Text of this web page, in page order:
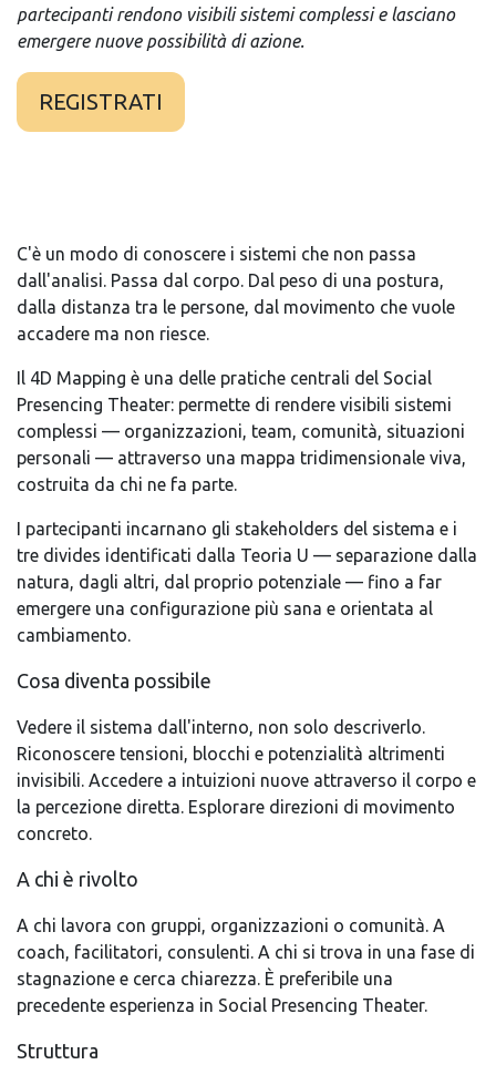
partecipanti rendono visibili sistemi complessi e lasciano
emergere nuove possibilità di azione.
REGISTRATI
C'è un modo di conoscere i sistemi che non passa
dall'analisi. Passa dal corpo. Dal peso di una postura,
dalla distanza tra le persone, dal movimento che vuole
accadere ma non riesce.
Il 4D Mapping è una delle pratiche centrali del Social
Presencing Theater: permette di rendere visibili sistemi
complessi — organizzazioni, team, comunità, situazioni
personali — attraverso una mappa tridimensionale viva,
costruita da chi ne fa parte.
I partecipanti incarnano gli stakeholders del sistema e i
tre divides identificati dalla Teoria U — separazione dalla
natura, dagli altri, dal proprio potenziale — fino a far
emergere una configurazione più sana e orientata al
cambiamento.
Cosa diventa possibile
Vedere il sistema dall'interno, non solo descriverlo.
Riconoscere tensioni, blocchi e potenzialità altrimenti
invisibili. Accedere a intuizioni nuove attraverso il corpo e
la percezione diretta. Esplorare direzioni di movimento
concreto.
A chi è rivolto
A chi lavora con gruppi, organizzazioni o comunità. A
coach, facilitatori, consulenti. A chi si trova in una fase di
stagnazione e cerca chiarezza. È preferibile una
precedente esperienza in Social Presencing Theater.
Struttura